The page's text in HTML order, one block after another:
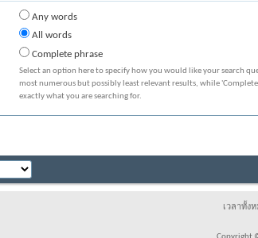
Any words
All words
Complete phrase
Select an option here to specify how you would like your search
most numerous but possibly least relevant results, while
exactly what you are searching for.
เวลาทั้ง